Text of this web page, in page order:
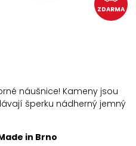
ZDARMA
náušnice! Kameny jsou
šperku nádherný jemný
in Brno